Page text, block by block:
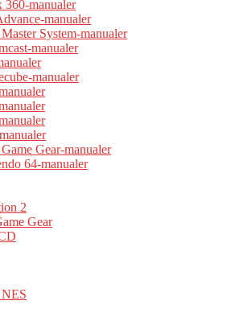
360-manualer
manualer
Master System-manualer
manualer
manualer
Game Gear-manualer
64-manualer
2
Gear